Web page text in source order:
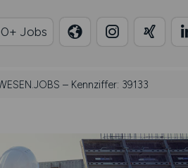
Jobs
– Kennziffer: 39133